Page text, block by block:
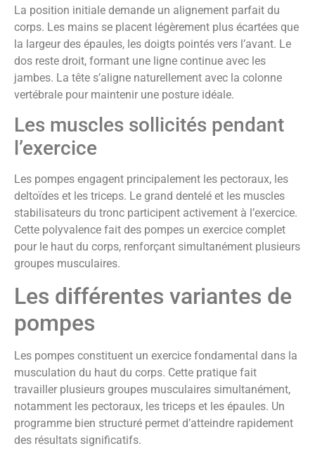
La position initiale demande un alignement parfait du
corps. Les mains se placent légèrement plus écartées que
la largeur des épaules, les doigts pointés vers l’avant. Le
dos reste droit, formant une ligne continue avec les
jambes. La tête s’aligne naturellement avec la colonne
vertébrale pour maintenir une posture idéale.
Les muscles sollicités pendant
l’exercice
Les pompes engagent principalement les pectoraux, les
deltoïdes et les triceps. Le grand dentelé et les muscles
stabilisateurs du tronc participent activement à l’exercice.
Cette polyvalence fait des pompes un exercice complet
pour le haut du corps, renforçant simultanément plusieurs
groupes musculaires.
Les différentes variantes de
pompes
Les pompes constituent un exercice fondamental dans la
musculation du haut du corps. Cette pratique fait
travailler plusieurs groupes musculaires simultanément,
notamment les pectoraux, les triceps et les épaules. Un
programme bien structuré permet d’atteindre rapidement
des résultats significatifs.